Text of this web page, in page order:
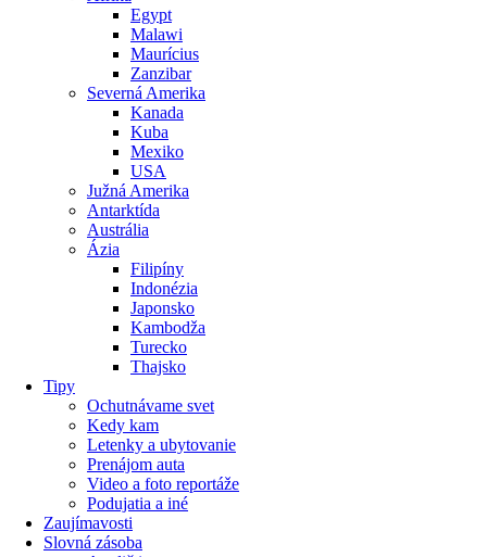
Egypt
Malawi
Maurícius
Zanzibar
Severná Amerika
Kanada
Kuba
Mexiko
USA
Južná Amerika
Antarktída
Austrália
Ázia
Filipíny
Indonézia
Japonsko
Kambodža
Turecko
Thajsko
Tipy
Ochutnávame svet
Kedy kam
Letenky a ubytovanie
Prenájom auta
Video a foto reportáže
Podujatia a iné
Zaujímavosti
Slovná zásoba